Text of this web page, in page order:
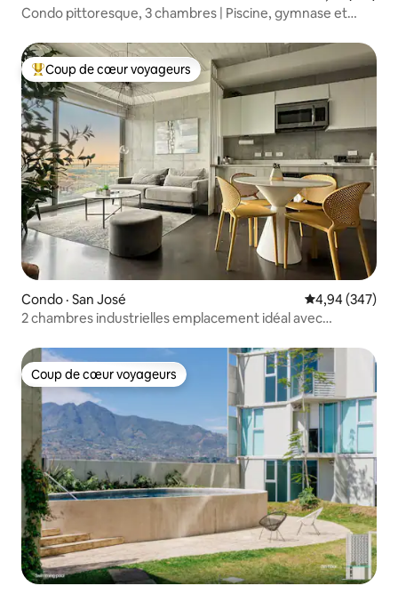
Condo pittoresque, 3 chambres | Piscine, gymnase et
Coup de cœur voyageurs parmi les plus aimés
Coup de cœur voyageurs
Condo · San José Note
4,94 (347)
2 chambres industrielles emplacement idéal avec
Coup de cœur voyageurs
Coup de cœur voyageurs